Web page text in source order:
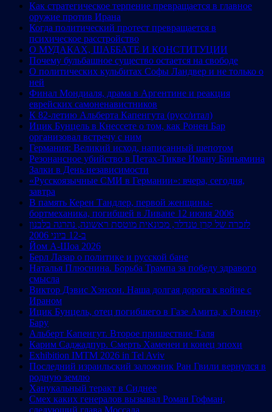
Как стратегическое терпение превращается в главное
оружие против Ирана
Когда политический протест превращается в
психическое расстройство
О МУДАКАХ, ШАББАТЕ И КОНСТИТУЦИИ
Почему бульбашное существо остается на свободе
О политических кульбитах Софы Ландвер и не только о
ней
Финал Мондиаля, драма в Аргентине и реакция
еврейских самоненавистников
К 82-летию Альберта Капенгута (русс/итал)
Ицик Бунцель в Кнессете о том, как Ронен Бар
организовал встречу с ним
Германия: Великий исход, написанный шепотом
Резонансное убийство в Петах-Тикве Иману Биньямина
Залки в День независимости
«Русскоязычные СМИ в Германии»: вчера, сегодня,
завтра
В память Керен Тандлер, первой женщины-
бортмеханика, погибшей в Ливане 12 июня 2006
לזכרה של קרן טנדלר, מכונאית מוטסת ראשונה, נהרגה בלבנון
ב-12 ביוני 2006
Йом А-Шоа 2026
Берл Лазар о политике и русской бане
Наталья Плюснина. Борьба Трампа за победу здравого
смысла
Виктор Дэвис Хэнсон. Наша долгая дорога к войне с
Ираном
Ицик Бунцель, отец погибшего в Газе Амита, к Ронену
Бару
Альберт Капенгут. Второе пришествие Таля
Карим Саджадпур. Смерть Хаменеи и конец эпохи
Exhibition IMTM 2026 in Tel Aviv
Последний израильский заложник Ран Гвили вернулся в
родную землю
Ханукальный теракт в Сиднее
Смех каких генералов вызывал Роман Гофман,